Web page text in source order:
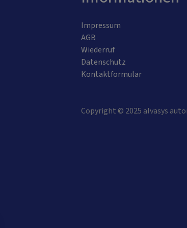
Impressum
AGB
Wiederruf
Datenschutz
Kontaktformular
Copyright © 2025 alvasys